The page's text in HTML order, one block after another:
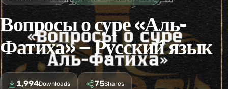
Вопросы о суре «Аль-
Фатиха» – Русский язык
1,994Downloads 75Shares